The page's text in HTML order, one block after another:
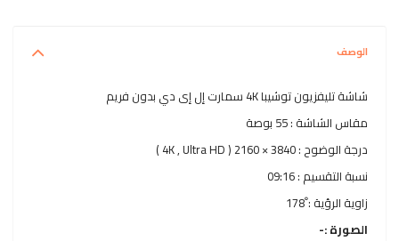
الوصف
شاشة تليفزيون توشيبا 4K سمارت إل إى دي بدون فريم
مقاس الشاشة : 55 بوصة
درجة الوضوح : 3840 × 2160 ( 4K , Ultra HD )
نسبة التقسيم : 09:16
زاوية الرؤية : ْ178
الصورة :-